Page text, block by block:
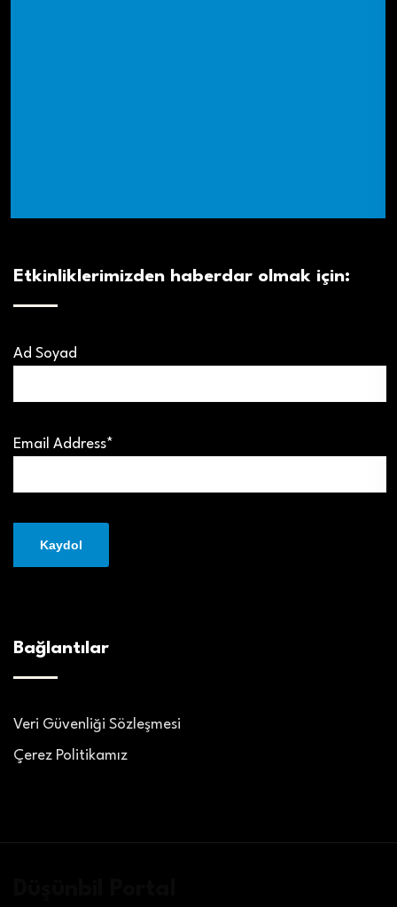
Etkinliklerimizden haberdar olmak için:
Ad Soyad
Email Address*
Bağlantılar
Veri Güvenliği Sözleşmesi
Çerez Politikamız